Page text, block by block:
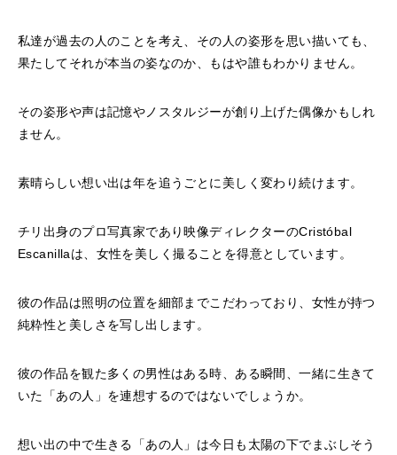
私達が過去の人のことを考え、その人の姿形を思い描いても、
果たしてそれが本当の姿なのか、もはや誰もわかりません。
その姿形や声は記憶やノスタルジーが創り上げた偶像かもしれ
ません。
素晴らしい想い出は年を追うごとに美しく変わり続けます。
チリ出身のプロ写真家であり映像ディレクターのCristóbal
Escanillaは、女性を美しく撮ることを得意としています。
彼の作品は照明の位置を細部までこだわっており、女性が持つ
純粋性と美しさを写し出します。
彼の作品を観た多くの男性はある時、ある瞬間、一緒に生きて
いた「あの人」を連想するのではないでしょうか。
想い出の中で生きる「あの人」は今日も太陽の下でまぶしそう